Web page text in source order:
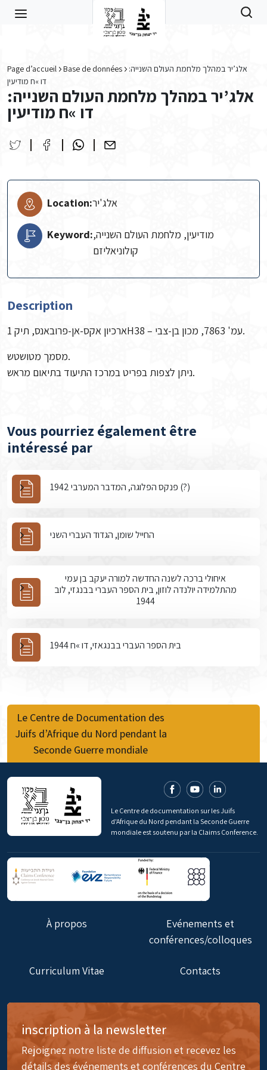
Page d’accueil Base de données
אלג’יר במהלך מלחמת העולם השנייה:
דו »ח מודיעין
אלג’יר במהלך מלחמת העולם השנייה:
דו »ח מודיעין
Location:אלג'יר
Keyword:מודיעין, מלחמת העולם השנייה,
קולוניאליזם
Description
ארכיון אקס-אן-פרובאנס, תיק 1H38 – עמ' 7863, מכון בן-צבי.
מסמך מטושטש.
ניתן לצפות בפריט במרכז התיעוד בתיאום מראש.
Vous pourriez également être
intéressé par
פנקס הפלוגה, המדבר המערבי 1942 (?)
החייל שומן, הגדוד העברי השני
איחולי ברכה לשנה החדשה למורה יעקב בן עמי
מהתלמידה יולנדה לוזון, בית הספר העברי בבנגזי, לוב
1944
בית הספר העברי בבנגאזי, דו »ח 1944
Le Centre de Documentation des
Juifs d’Afrique du Nord pendant la
Seconde Guerre mondiale
Le Centre de documentation sur les Juifs
d'Afrique du Nord pendant la Seconde Guerre
mondiale est soutenu par la Claims Conference.
À propos
Evénements et
conférences/colloques
Curriculum Vitae Contacts
inscription à la newsletter
Rejoignez notre liste de diffusion et recevez les
détails des événements et conférences du Centre